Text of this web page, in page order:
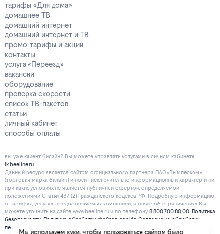
тарифы «Для дома»
домашнее ТВ
домашний интернет
домашний интернет и ТВ
промо-тарифы и акции
контакты
услуга «Переезд»
вакансии
оборудование
проверка скорости
список ТВ-пакетов
статьи
личный кабинет
способы оплаты
вы уже клиент билайн? Вы можете управлять услугами в личнoм кaбинeтe:
lk.beeline.ru
Данный ресурс является сайтом официального партнера ПАО «Вымпелком»
(торговая марка билайн) и носит исключительно информационный характер и ни
при каких условиях не является публичной офертой, определяемой
положениями Статьи 437 (2) Гражданского кодекса РФ. Подробную информацию
о тарифах, услугах, предоставляемых компанией, а также об ограничениях Вы
можете уточнить на сайте www.beeline.ru и по телефону 8 800 700 80 00. Политика
безопасности Политика обработки файлов cookie Согласие на обработку
персональных данных
. Отписаться от получения информационных рассылок от
Мы используем куки, чтобы пользоваться сайтом было